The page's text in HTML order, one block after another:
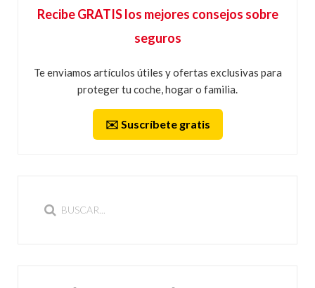
Recibe GRATIS los mejores consejos sobre
seguros
Te enviamos artículos útiles y ofertas exclusivas para
proteger tu coche, hogar o familia.
✉️ Suscríbete gratis